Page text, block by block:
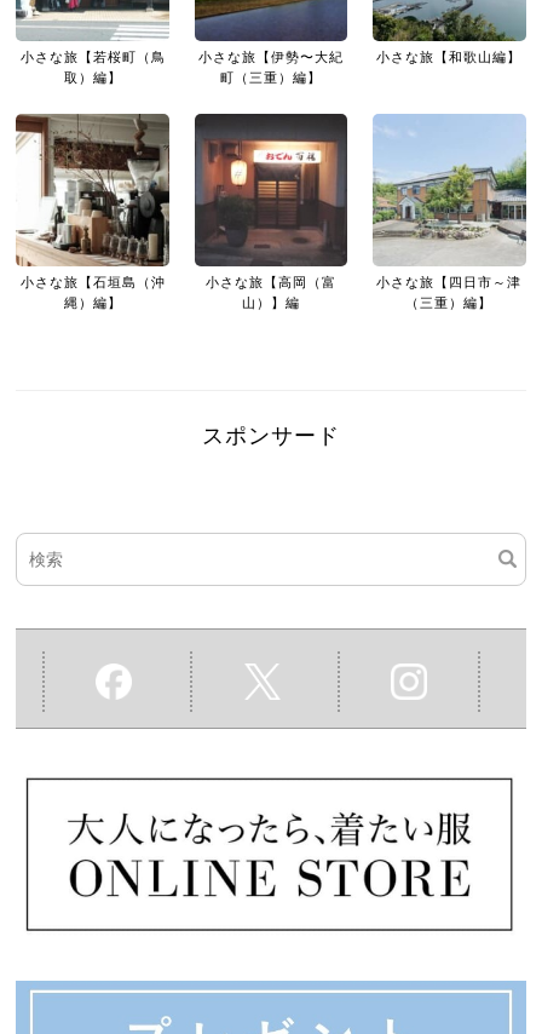
小さな旅【若桜町（鳥
取）編】
小さな旅【伊勢〜大紀
町（三重）編】
小さな旅【和歌山編】
小さな旅【石垣島（沖
縄）編】
小さな旅【高岡（富
山）】編
小さな旅【四日市～津
（三重）編】
スポンサード